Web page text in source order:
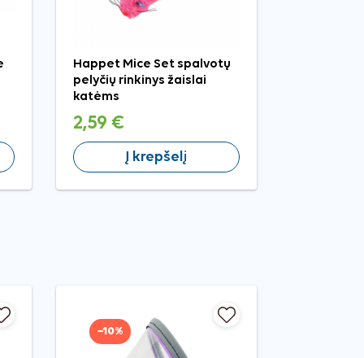
Happet Mice Set spalvotų
pelyčių rinkinys žaislai
katėms
2,59 €
Į krepšelį
−10%